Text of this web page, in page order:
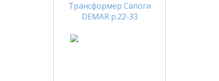
Трансформер Сапоги
DEMAR р.22-33